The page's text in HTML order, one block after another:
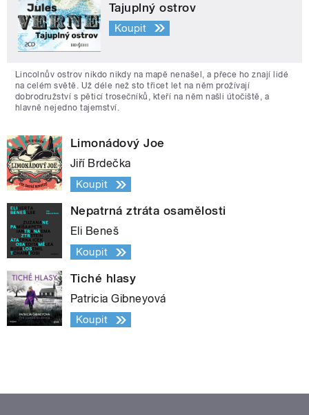
Tajuplný ostrov
Koupit
Lincolnův ostrov nikdo nikdy na mapě nenašel, a přece ho znají lidé
na celém světě. Už déle než sto třicet let na něm prožívají
dobrodružství s pěticí trosečníků, kteří na něm našli útočiště, a
hlavně nejedno tajemství.
Limonádový Joe
Jiří Brdečka
Koupit
Nepatrná ztráta osamělosti
Eli Beneš
Koupit
Tiché hlasy
Patricia Gibneyová
Koupit